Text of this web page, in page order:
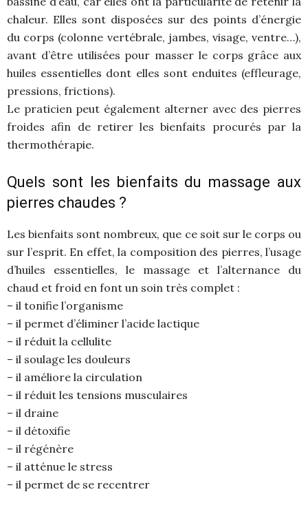
chaleur. Elles sont disposées sur des points d’énergie
du corps (colonne vertébrale, jambes, visage, ventre…),
avant d’être utilisées pour masser le corps grâce aux
huiles essentielles dont elles sont enduites (effleurage,
pressions, frictions).
Le praticien peut également alterner avec des pierres
froides afin de retirer les bienfaits procurés par la
thermothérapie.
Quels sont les bienfaits du massage aux
pierres chaudes ?
Les bienfaits sont nombreux, que ce soit sur le corps ou
sur l’esprit. En effet, la composition des pierres, l’usage
d’huiles essentielles, le massage et l’alternance du
chaud et froid en font un soin très complet :
– il tonifie l’organisme
– il permet d’éliminer l’acide lactique
– il réduit la cellulite
– il soulage les douleurs
– il améliore la circulation
– il réduit les tensions musculaires
– il draine
– il détoxifie
– il régénère
– il atténue le stress
– il permet de se recentrer